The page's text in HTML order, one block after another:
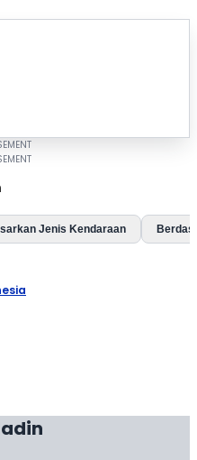
Jenis Kendaraan